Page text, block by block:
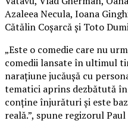
Azaleea Necula, Ioana
Cătălin Coșarcă și Toto
„Este o comedie care nu
comedii lansate în ultimul
narațiune jucăușă cu
tematici aprins dezbătută
conține înjurături și este
reală.”, spune regizorul Paul